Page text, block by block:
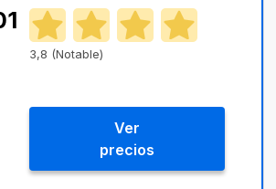
3,8 (Notable)
Ver
precios